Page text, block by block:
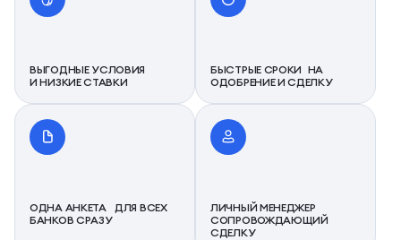
ВЫГОДНЫЕ УСЛОВИЯ
И НИЗКИЕ СТАВКИ
БЫСТРЫЕ СРОКИ НА
ОДОБРЕНИЕ И СДЕЛКУ
ОДНА АНКЕТА ДЛЯ ВСЕХ
БАНКОВ СРАЗУ
ЛИЧНЫЙ МЕНЕДЖЕР
СОПРОВОЖДАЮЩИЙ
СДЕЛКУ